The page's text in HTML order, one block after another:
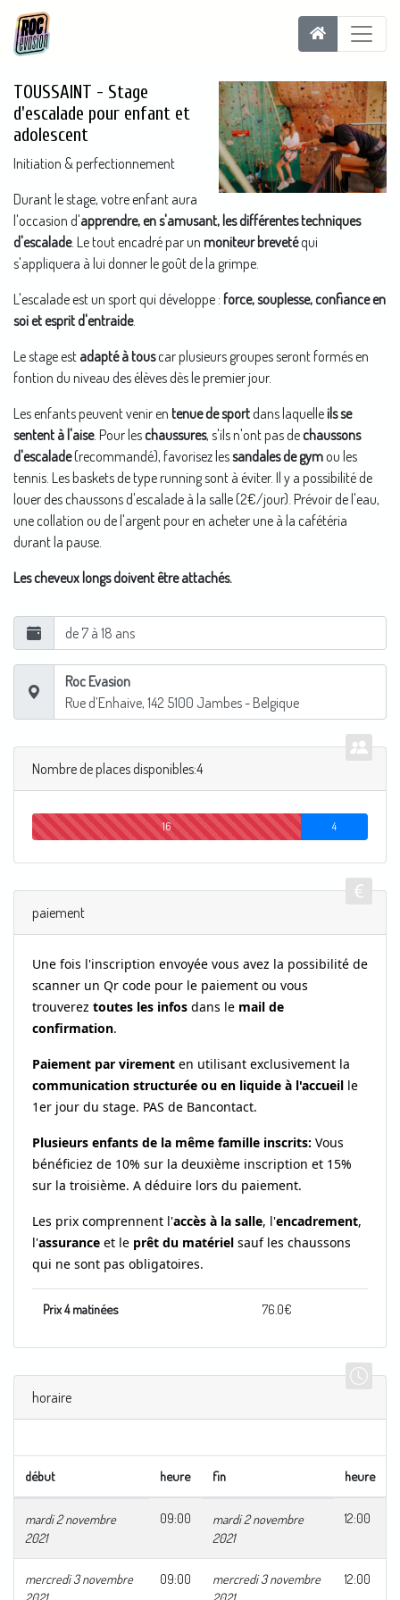
TOUSSAINT - Stage
d'escalade pour enfant et
adolescent
Initiation & perfectionnement
Durant le stage, votre enfant aura
l'occasion d'apprendre, en s'amusant, les différentes techniques
d'escalade. Le tout encadré par un moniteur brevetéqui
s'appliquera à lui donner le goût de la grimpe.
L'escalade est un sport qui développe : force, souplesse, confiance en
soi et esprit d'entraide.
Le stage est adapté à touscar plusieurs groupes seront formés en
fontion du niveau des élèves dès le premier jour.
Les enfants peuvent venir en tenue de sportdans laquelleils se
sentent à l'aise. Pour leschaussures, s'ils n'ont pas dechaussons
d'escalade(recommandé), favorisez lessandales de gymou les
tennis. Les baskets de type running sont à éviter. Il y a possibilité de
louer des chaussons d'escalade à la salle (2€/jour). Prévoir de l'eau,
une collation ou de l'argent pour en acheter une à la cafétéria
durant la pause.
Les cheveux longs doivent être attachés.
de 7 à 18 ans
Roc Evasion
Rue d’Enhaive, 142 5100 Jambes- Belgique
Nombre de places disponibles:4
16 4
paiement
Une fois l'inscription envoyée vous avez la possibilité de
scanner un Qr code pour le paiement ou vous
trouverez toutes les infos dans le mail de
confirmation.
Paiement par virement en utilisant exclusivement la
communication structurée ou en liquide à l'accueil le
1er jour du stage. PAS de Bancontact.
Plusieurs enfants de la même famille inscrits: Vous
bénéficiez de 10% sur la deuxième inscription et 15%
sur la troisième. A déduire lors du paiement.
Les prix comprennent l'accès à la salle, l'encadrement,
l'assurance et le prêt du matériel sauf les chaussons
qui ne sont pas obligatoires.
Prix 4 matinées 76.0€
horaire
début heure fin heure
mardi 2 novembre
2021
09:00
mardi 2 novembre
2021
12:00
mercredi 3 novembre
09:00
mercredi 3 novembre
12:00